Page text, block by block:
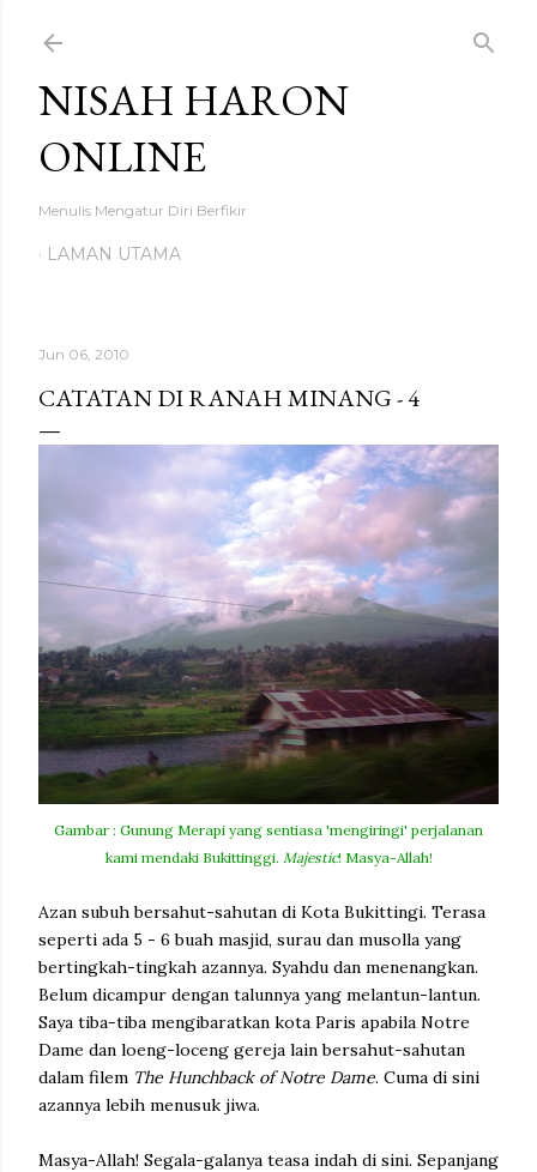
NISAH HARON
ONLINE
Menulis Mengatur Diri Berfikir
LAMAN UTAMA
Jun 06, 2010
CATATAN DI RANAH MINANG - 4
Gambar : Gunung Merapi yang sentiasa 'mengiringi' perjalanan
kami mendaki Bukittinggi. Majestic! Masya-Allah!
Azan subuh bersahut-sahutan di Kota Bukittingi. Terasa
seperti ada 5 - 6 buah masjid, surau dan musolla yang
bertingkah-tingkah azannya. Syahdu dan menenangkan.
Belum dicampur dengan talunnya yang melantun-lantun.
Saya tiba-tiba mengibaratkan kota Paris apabila Notre
Dame dan loeng-loceng gereja lain bersahut-sahutan
dalam filem The Hunchback of Notre Dame. Cuma di sini
azannya lebih menusuk jiwa.
Masya-Allah! Segala-galanya teasa indah di sini. Sepanjang